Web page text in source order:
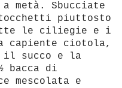
metà. Sbucciate
piuttosto
le ciliegie e i
capiente ciotola,
il succo e la
bacca di
mescolata e